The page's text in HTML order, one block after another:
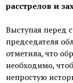
расстрелов и
Выступая перед
председателя
отметила, что
необходимо,
непростую